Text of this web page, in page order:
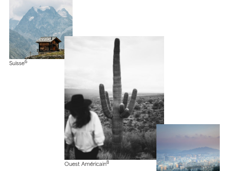
Suisse6
Ouest Américain8